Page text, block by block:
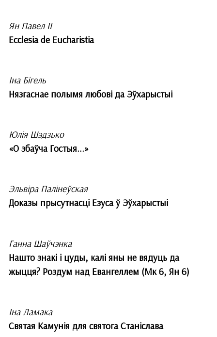
Ян Павел ІІ
Ecclesia de Eucharistia
Іна Бігель
Нязгаснае полымя любові да Эўхарыстыі
Юлія Шэдзько
«О збаўча Гостыя...»
Эльвіра Палінеўская
Доказы прысутнасці Езуса ў Эўхарыстыі
Ганна Шаўчэнка
Нашто знакі і цуды, калі яны не вядуць да
жыцця? Роздум над Евангеллем (Мк 6, Ян 6)
Іна Ламака
Святая Камунія для святога Станіслава